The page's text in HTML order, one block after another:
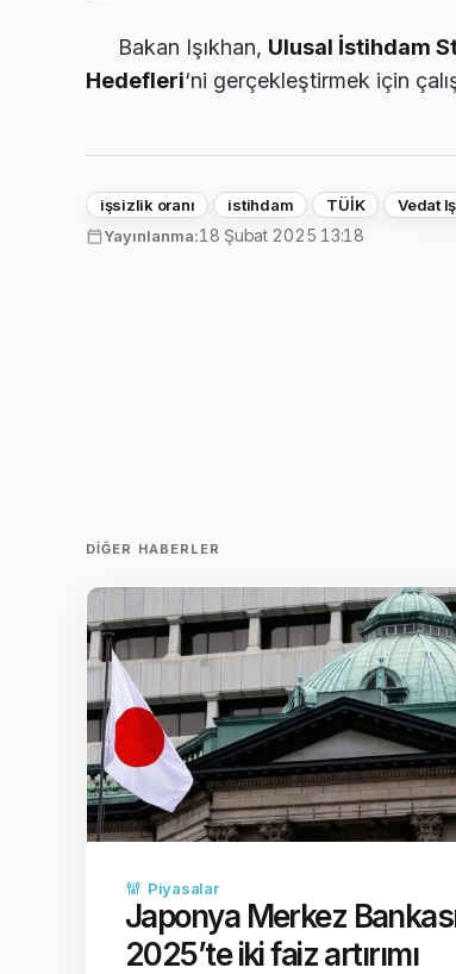
Bakan Işıkhan, Ulusal İstihdam
Hedefleri‘ni gerçekleştirmek için
işsizlik oranı istihdam TÜİK
Vedat
Yayınlanma:18 Şubat 2025 13:18
DIĞER HABERLER
Piyasalar
Japonya Merkez
2025’te iki faiz artırımı